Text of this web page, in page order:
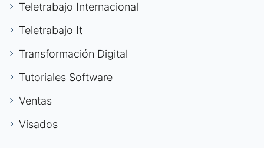
Teletrabajo Internacional
Teletrabajo It
Transformación Digital
Tutoriales Software
Ventas
Visados